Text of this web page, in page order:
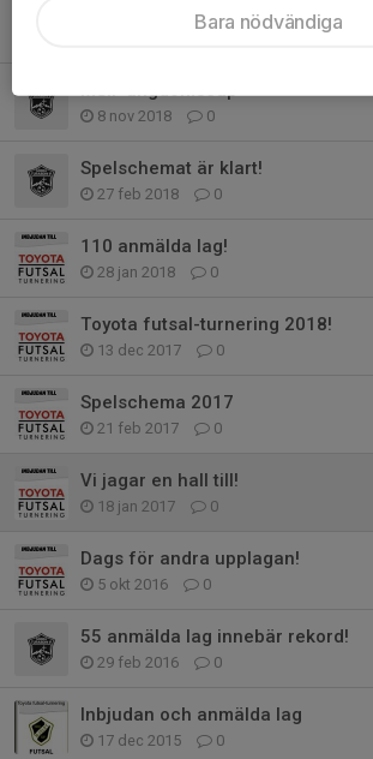
MSIF ungdomscup blir
MSIF ungdomscup
8 nov 2018 0
Spelschemat är klart!
27 feb 2018 0
110 anmälda lag!
28 jan 2018 0
Toyota futsal-turnering 2018!
13 dec 2017 0
Spelschema 2017
21 feb 2017 0
Vi jagar en hall till!
18 jan 2017 0
Dags för andra upplagan!
5 okt 2016 0
55 anmälda lag innebär rekord!
29 feb 2016 0
Inbjudan och anmälda lag
17 dec 2015 0
Bara nödvändiga